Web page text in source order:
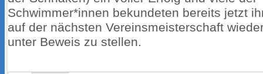
Schwimmer*innen bekundeten bereits jetzt
auf der nächsten Vereinsmeisterschaft
unter Beweis zu stellen.